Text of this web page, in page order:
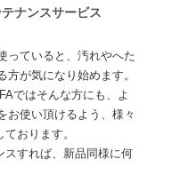
ナンスサービス
っていると、汚れやへた
方が気になり始めます。
ではそんな方にも、よ
お使い頂けるよう、様々
おります。
スすれば、新品同様に何